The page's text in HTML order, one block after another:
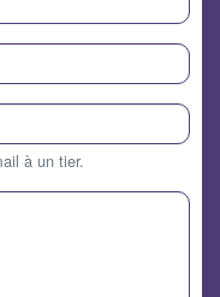
à un tier.